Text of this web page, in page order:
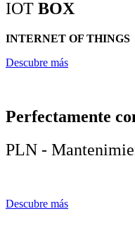
IOT BOX
INTERNET OF THINGS
Descubre más
Perfectamente
PLN -
Descubre más